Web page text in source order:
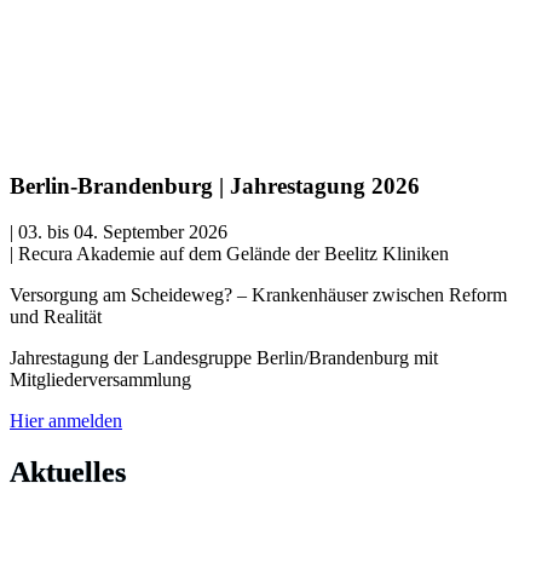
Berlin-Brandenburg | Jahrestagung 2026
| 03. bis 04. September 2026
| Recura Akademie auf dem Gelände der Beelitz Kliniken
Versorgung am Scheideweg? – Krankenhäuser zwischen Reform
und Realität
Jahrestagung der Landesgruppe Berlin/Brandenburg mit
Mitgliederversammlung
Hier anmelden
Aktuelles